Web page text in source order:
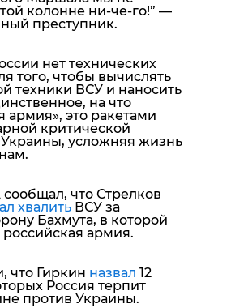
колонне ни-че-го!” —
преступник.
нет технических
того, чтобы вычислять
техники ВСУ и наносить
на что
армия», это ракетами
критической
усложняя жизнь
сообщал, что Стрелков
хвалить ВСУ за
Бахмута, в которой
армия.
что Гиркин назвал 12
Россия терпит
против Украины.